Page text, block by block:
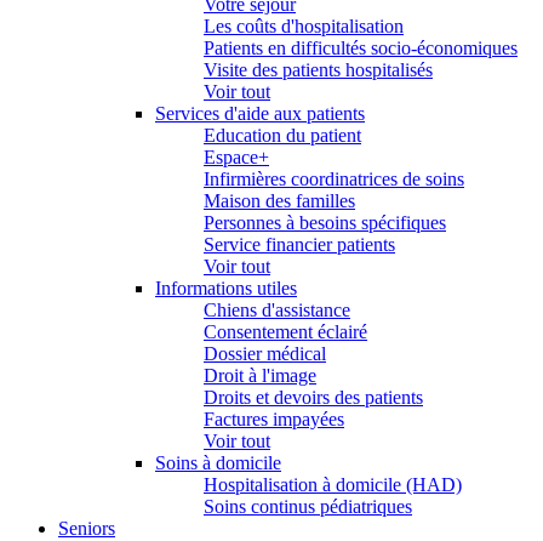
Votre séjour
Les coûts d'hospitalisation
Patients en difficultés socio-économiques
Visite des patients hospitalisés
Voir tout
Services d'aide aux patients
Education du patient
Espace+
Infirmières coordinatrices de soins
Maison des familles
Personnes à besoins spécifiques
Service financier patients
Voir tout
Informations utiles
Chiens d'assistance
Consentement éclairé
Dossier médical
Droit à l'image
Droits et devoirs des patients
Factures impayées
Voir tout
Soins à domicile
Hospitalisation à domicile (HAD)
Soins continus pédiatriques
Seniors